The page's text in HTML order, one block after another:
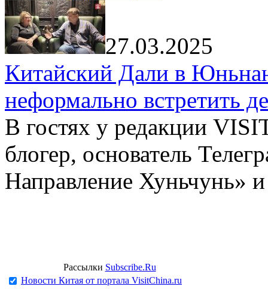
27.03.2025
Китайский Дали в
неформально встретить
В гостях у редакции
блогер, основатель
Направление Хуньчунь»
Рассылки Subscribe.Ru
Новости Китая от портала VisitChina.ru